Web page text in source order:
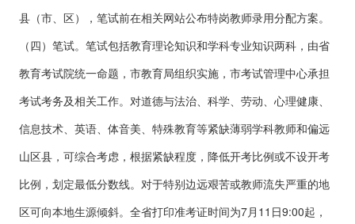
县（市、区），笔试前在相关网站公布特岗教师录用分配方案。
（四）笔试。笔试包括教育理论知识和学科专业知识两科，由省
教育考试院统一命题，市教育局组织实施，市考试管理中心承担
考试考务及相关工作。对道德与法治、科学、劳动、心理健康、
信息技术、英语、体音美、特殊教育等紧缺薄弱学科教师和偏远
山区县，可综合考虑，根据紧缺程度，降低开考比例或不设开考
比例，划定最低分数线。对于特别边远艰苦或教师流失严重的地
区可向本地生源倾斜。全省打印准考证时间为7月11日9:00起，